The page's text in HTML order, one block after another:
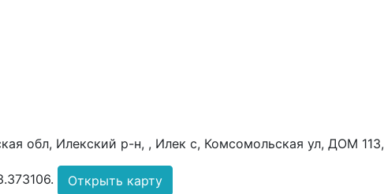
обл, Илекский р-н, , Илек с, Комсомольская ул, ДОМ 113,
. Открыть карту